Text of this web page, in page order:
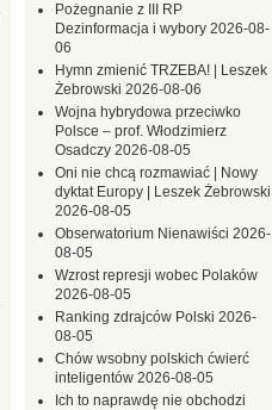
Pożegnanie z III RP
Dezinformacja i wybory 2026-08-
06
Hymn zmienić TRZEBA! | Leszek
Żebrowski 2026-08-06
Wojna hybrydowa przeciwko
Polsce – prof. Włodzimierz
Osadczy 2026-08-05
Oni nie chcą rozmawiać | Nowy
dyktat Europy | Leszek Żebrowski
2026-08-05
Obserwatorium Nienawiści 2026-
08-05
Wzrost represji wobec Polaków
2026-08-05
Ranking zdrajców Polski 2026-
08-05
Chów wsobny polskich ćwierć
inteligentów 2026-08-05
Ich to naprawdę nie obchodzi